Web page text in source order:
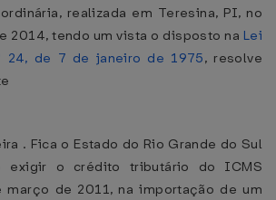
realizada em Teresina, PI, no
2014, tendo um vista o disposto na Lei
24, de 7 de janeiro de 1975, resolve
. Fica o Estado do Rio Grande do Sul
exigir o crédito tributário do ICMS
março de 2011, na importação de um